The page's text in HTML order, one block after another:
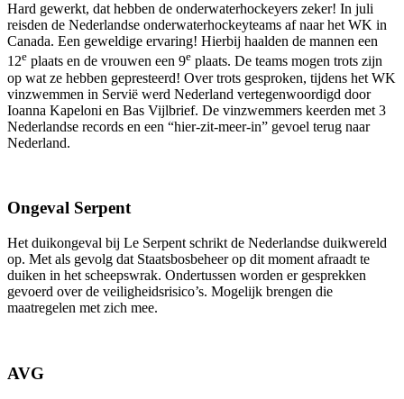
Hard gewerkt, dat hebben de onderwaterhockeyers zeker! In juli
reisden de Nederlandse onderwaterhockeyteams af naar het WK in
Canada. Een geweldige ervaring! Hierbij haalden de mannen een
12e plaats en de vrouwen een 9e plaats. De teams mogen trots zijn
op wat ze hebben gepresteerd! Over trots gesproken, tijdens het WK
vinzwemmen in Servië werd Nederland vertegenwoordigd door
Ioanna Kapeloni en Bas Vijlbrief. De vinzwemmers keerden met 3
Nederlandse records en een “hier-zit-meer-in” gevoel terug naar
Nederland.
Ongeval Serpent
Het duikongeval bij Le Serpent schrikt de Nederlandse duikwereld
op. Met als gevolg dat Staatsbosbeheer op dit moment afraadt te
duiken in het scheepswrak. Ondertussen worden er gesprekken
gevoerd over de veiligheidsrisico’s. Mogelijk brengen die
maatregelen met zich mee.
AVG